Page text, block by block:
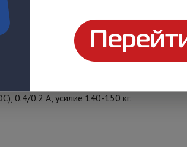
0.4/0.2 А, усилие 140-150 кг.